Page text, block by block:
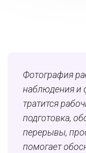
Фотография
наблюдения и
тратится
подготовка,
перерывы,
помогает